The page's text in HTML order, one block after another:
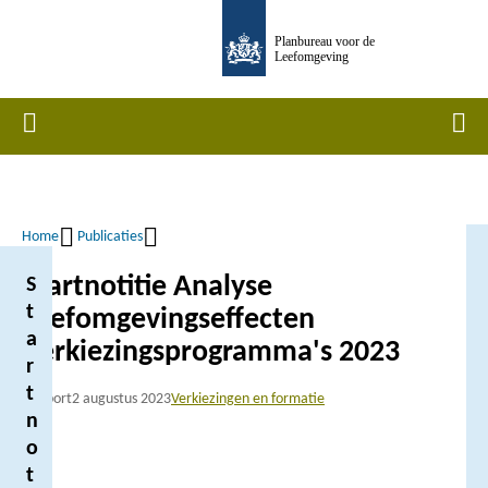
inhoud
Planbureau voor de
Leefomgeving
Home
Kruimelpad
Home Publicaties
Startnotitie Analyse
Leefomgevingseffecten
Verkiezingsprogramma's 2023
Rapport2 augustus 2023Verkiezingen en formatie
S
t
a
r
t
n
o
t